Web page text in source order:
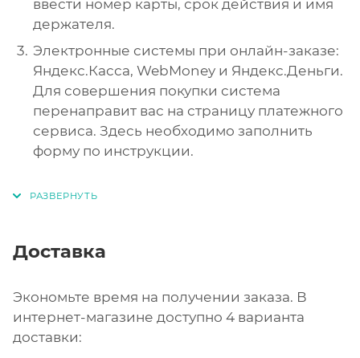
ввести номер карты, срок действия и имя
держателя.
Электронные системы при онлайн-заказе:
Яндекс.Касса, WebMoney и Яндекс.Деньги.
Для совершения покупки система
перенаправит вас на страницу платежного
сервиса. Здесь необходимо заполнить
форму по инструкции.
Доставка
Экономьте время на получении заказа. В
интернет-магазине доступно 4 варианта
доставки: